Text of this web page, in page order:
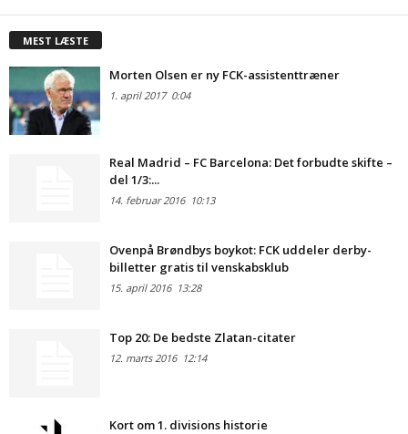
MEST LÆSTE
Morten Olsen er ny FCK-assistenttræner
1. april 20170:04
Real Madrid – FC Barcelona: Det forbudte skifte –
del 1/3:...
14. februar 201610:13
Ovenpå Brøndbys boykot: FCK uddeler derby-
billetter gratis til venskabsklub
15. april 201613:28
Top 20: De bedste Zlatan-citater
12. marts 201612:14
Kort om 1. divisions historie